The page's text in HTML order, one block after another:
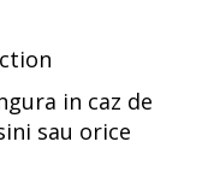
in caz de
sau orice